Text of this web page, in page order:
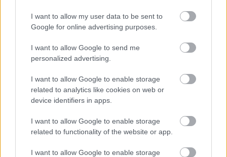
I want to allow my user data to be sent to
Google for online advertising purposes.
I want to allow Google to send me
personalized advertising.
I want to allow Google to enable storage
related to analytics like cookies on web or
device identifiers in apps.
I want to allow Google to enable storage
related to functionality of the website or app.
I want to allow Google to enable storage
@Photo credits:glomex.com
Διάβασε όλα τατελευταία νέατης αθλητικής
επικαιρότητας. Μάθε για όλους τους
live αγώνες σήμερα
και δες τιςαθλητικές μεταδόσειςτης ημέρας και της